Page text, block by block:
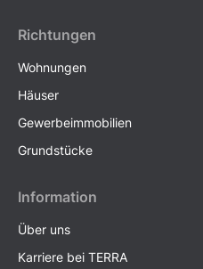
Richtungen
Wohnungen
Häuser
Gewerbeimmobilien
Grundstücke
Information
Über uns
Karriere bei TERRA